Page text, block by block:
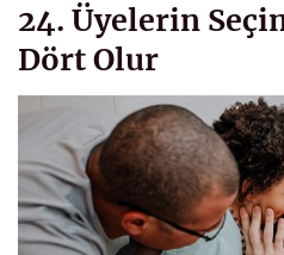
24. Üyelerin
Dört Olur